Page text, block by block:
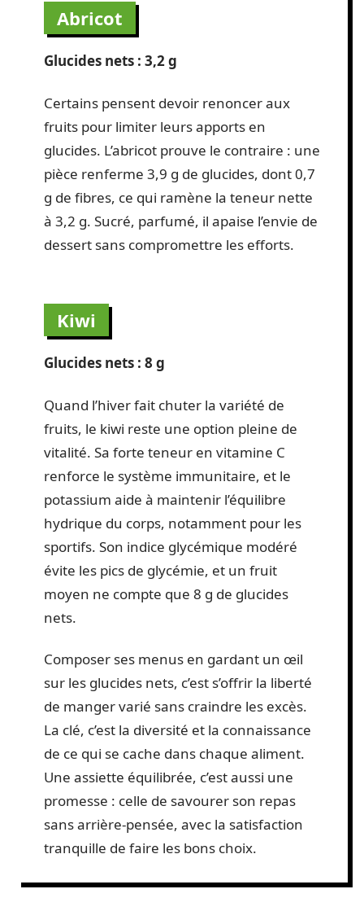
Abricot
Glucides nets : 3,2 g
Certains pensent devoir renoncer aux
fruits pour limiter leurs apports en
glucides. L’abricot prouve le contraire : une
pièce renferme 3,9 g de glucides, dont 0,7
g de fibres, ce qui ramène la teneur nette
à 3,2 g. Sucré, parfumé, il apaise l’envie de
dessert sans compromettre les efforts.
Kiwi
Glucides nets : 8 g
Quand l’hiver fait chuter la variété de
fruits, le kiwi reste une option pleine de
vitalité. Sa forte teneur en vitamine C
renforce le système immunitaire, et le
potassium aide à maintenir l’équilibre
hydrique du corps, notamment pour les
sportifs. Son indice glycémique modéré
évite les pics de glycémie, et un fruit
moyen ne compte que 8 g de glucides
nets.
Composer ses menus en gardant un œil
sur les glucides nets, c’est s’offrir la liberté
de manger varié sans craindre les excès.
La clé, c’est la diversité et la connaissance
de ce qui se cache dans chaque aliment.
Une assiette équilibrée, c’est aussi une
promesse : celle de savourer son repas
sans arrière-pensée, avec la satisfaction
tranquille de faire les bons choix.